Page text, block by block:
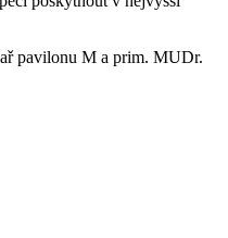
pavilonu M a prim. MUDr.